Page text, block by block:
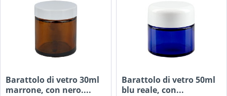
Barattolo di vetro 30ml
marrone, con nero....
Barattolo di vetro 50ml
blu reale, con...